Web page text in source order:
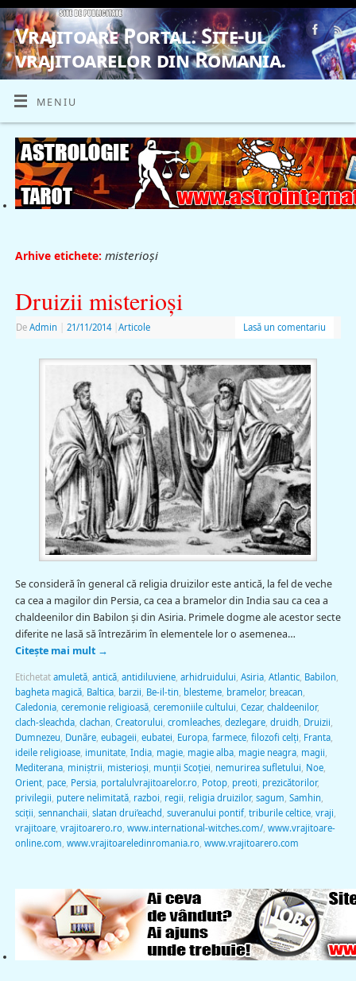
Vrajitoare Portal. Site-ul
vrajitoarelor din Romania.
VRAJITOARE, VRAJITOARELE, VRAJITOARE
MENIU
Arhive etichete: misterioşi
Druizii misterioşi
De Admin 21/11/2014 Articole Lasă un comentariu
Se consideră în general că religia druizilor este antică, la fel de veche
ca cea a magilor din Persia, ca cea a bramelor din India sau ca cea a
chaldeenilor din Babilon şi din Asiria. Primele dogme ale acestor secte
diferite ne lasă să întrezărim în elementele lor o asemenea…
Citește mai mult →
Etichetat amuletă, antică, antidiluviene, arhidruidului Asiria, Atlantic, Babilon
bagheta magică, Baltica, barzii Be-il-tin blesteme, bramelor, breacan
Caledonia, ceremonie religioasă, ceremoniile cultului Cezar, chaldeenilor,
clach-sleachda, clachan Creatorului cromleaches, dezlegare, druidh Druizii
Dumnezeu Dunăre, eubageii eubatei Europa, farmece, filozofi celţi Franta,
ideile religioase, imunitate, India, magie, magie alba, magie neagra, magii
Mediterana, miniştrii misterioşi munţii Scoţiei nemurirea sufletului Noe,
Orient, pace, Persia, portalulvrajitoarelor.ro, Potop, preoti prezicătorilor,
privilegii putere nelimitată, razboi regii religia druizilor, sagum Samhin
sciţii sennanchaii slatan drui’eachd suveranului pontif, triburile celtice, vraji
vrajitoare, vrajitoarero.ro, www.international-witches.com/, www.vrajitoare-
online.com www.vrajitoareledinromania.ro, www.vrajitoarero.com